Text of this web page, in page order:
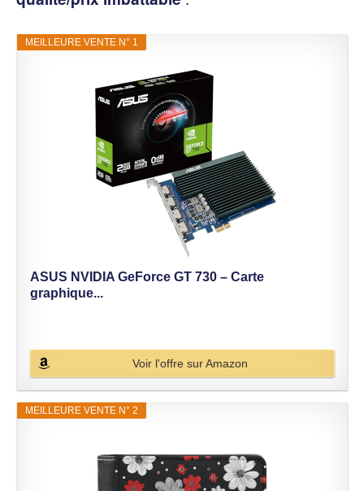
MEILLEURE VENTE N° 1
ASUS NVIDIA GeForce GT 730 – Carte
graphique...
Voir l'offre sur Amazon
MEILLEURE VENTE N° 2